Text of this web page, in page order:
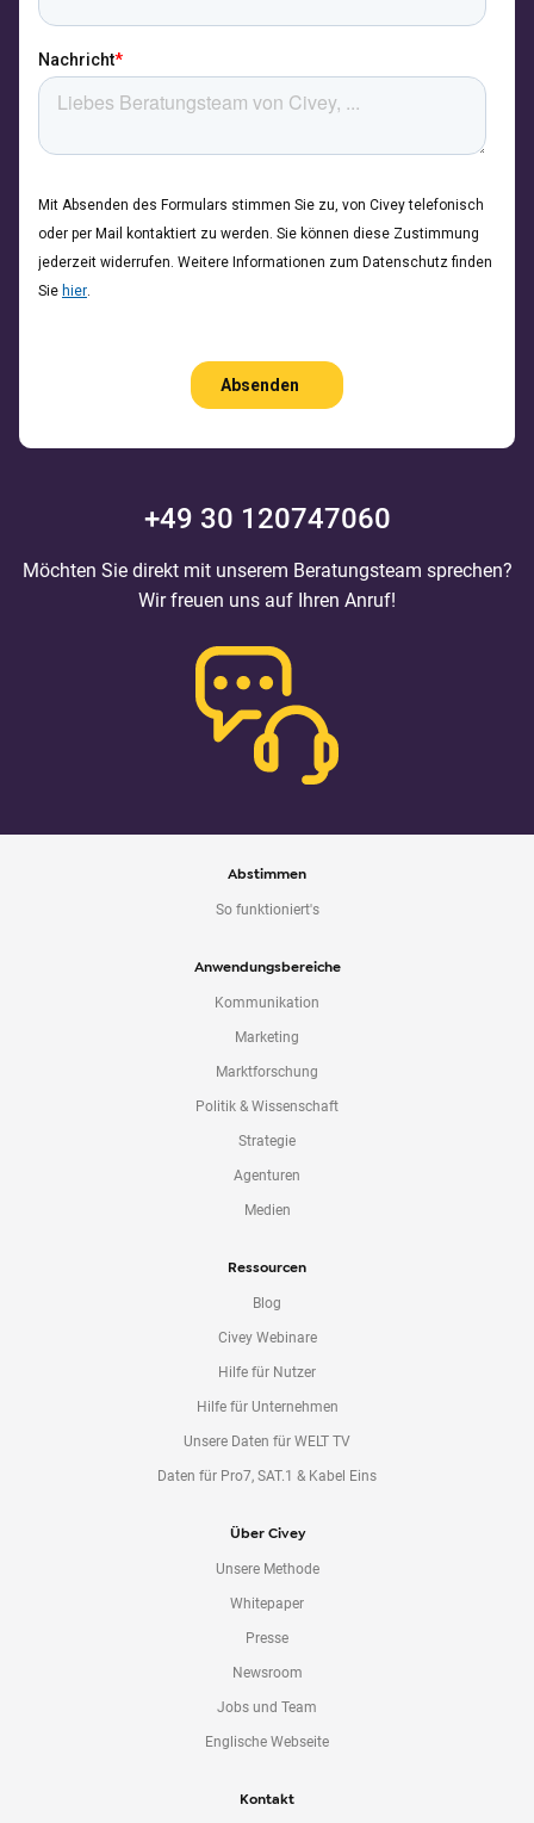
+49 30 120747060
Möchten Sie direkt mit unserem Beratungsteam sprechen?
Wir freuen uns auf Ihren Anruf!
Abstimmen
So funktioniert's
Anwendungsbereiche
Kommunikation
Marketing
Marktforschung
Politik & Wissenschaft
Strategie
Agenturen
Medien
Ressourcen
Blog
Civey Webinare
Hilfe für Nutzer
Hilfe für Unternehmen
Unsere Daten für WELT TV
Daten für Pro7, SAT.1 & Kabel Eins
Über Civey
Unsere Methode
Whitepaper
Presse
Newsroom
Jobs und Team
Englische Webseite
Kontakt